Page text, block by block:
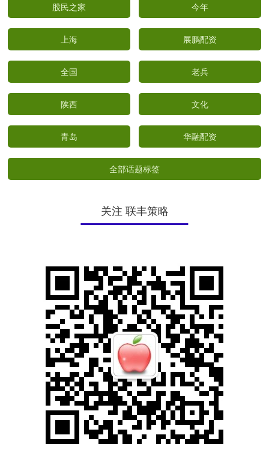
股民之家 今年
上海 展鹏配资
全国 老兵
陕西 文化
青岛 华融配资
全部话题标签
关注 联丰策略